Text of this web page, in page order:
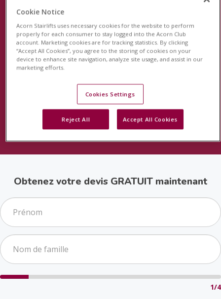
Le plus récent dispositif de sécurité
pour les monte-escaliers
Acorn est fier de lancer le système de surveillance
révolutionnaire StairSafe pour votre monte-escalier
Acorn. Cette fonction unique en son genre surveillera
l'activité de votre monte-escalier et vous permettra, à
vous et à votre famille, d'avoir l'esprit tranquille.
Obtenez votre devis GRATUIT maintenant
1/4
Cookie Notice
Acorn Stairlifts uses necessary cookies for the website to perform
properly for each consumer to stay logged into the Acorn Club
account. Marketing cookies are for tracking statistics. By clicking
“Accept All Cookies”, you agree to the storing of cookies on your
device to enhance site navigation, analyze site usage, and assist in our
marketing efforts.
Cookies Settings
Reject All Accept All Cookies